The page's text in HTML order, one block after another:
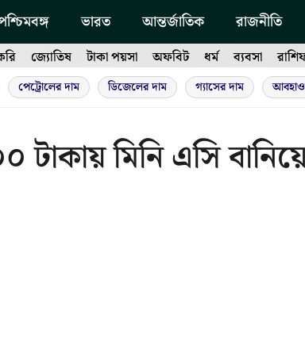
ভারত আন্তর্জাতিক রাজনীতি
জ্যোতিষ টাকা পয়সা অফবিট ধর্ম ব্যবসা
পেট্রোলের দাম ডিজেলের দাম গ্যাসের দাম
মিনি এসি